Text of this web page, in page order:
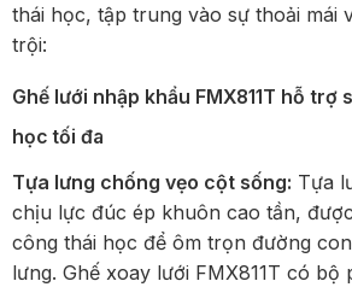
thái học, tập trung vào sự thoải mái
trội:
Ghế lưới nhập khẩu FMX811T hỗ trợ
học tối đa
Tựa lưng chống vẹo cột sống: Tựa
chịu lực đúc ép khuôn cao tần,
công thái học để ôm trọn đường
lưng. Ghế xoay lưới FMX811T có bộ